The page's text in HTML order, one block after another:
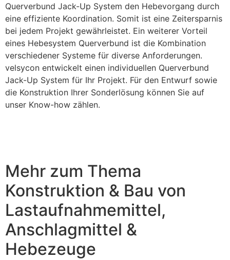
Querverbund Jack-Up System den Hebevorgang durch
eine effiziente Koordination. Somit ist eine Zeitersparnis
bei jedem Projekt gewährleistet. Ein weiterer Vorteil
eines Hebesystem Querverbund ist die Kombination
verschiedener Systeme für diverse Anforderungen.
velsycon entwickelt einen individuellen Querverbund
Jack-Up System für Ihr Projekt. Für den Entwurf sowie
die Konstruktion Ihrer Sonderlösung können Sie auf
unser Know-how zählen.
Mehr zum Thema
Konstruktion & Bau von
Lastaufnahmemittel,
Anschlagmittel &
Hebezeuge